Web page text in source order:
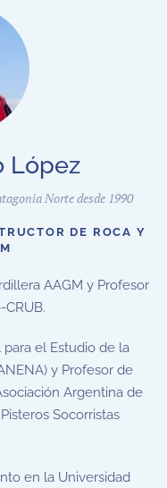
López
Norte desde 1990
DE ROCA Y
AAGM y Profesor
el Estudio de la
y Profesor de
Argentina de
Socorristas
en la Universidad